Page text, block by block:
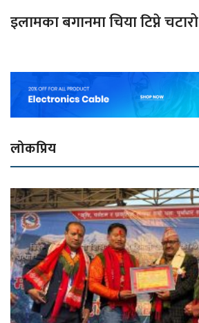
इलामका बगानमा चिया टिप्ने चटारो
लोकप्रिय